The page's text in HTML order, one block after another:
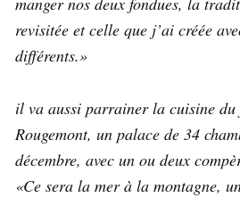
revisitée et celle que j’ai créée
différents.»
il va aussi parrainer la cuisine
Rougemont, un palace de 34
décembre, avec un ou deux
«Ce sera la mer à la montagne,